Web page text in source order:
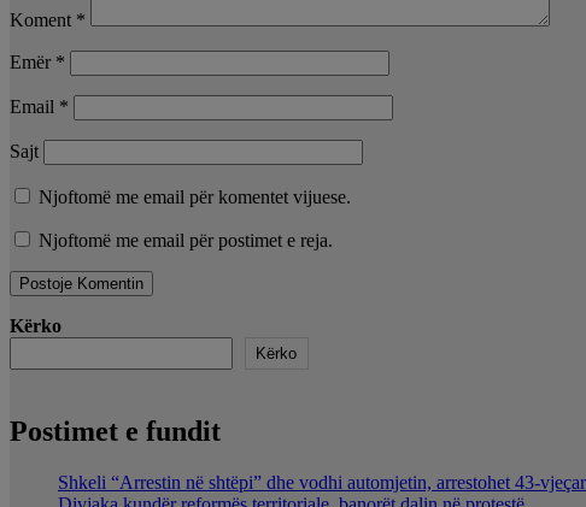
Koment *
Emër *
Email *
Sajt
Njoftomë me email për komentet vijuese.
Njoftomë me email për postimet e reja.
Kërko
Kërko
Postimet e fundit
Shkeli “Arrestin në shtëpi” dhe vodhi automjetin, arrestohet 43-